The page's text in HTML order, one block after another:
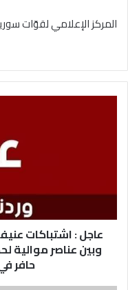
المركز الإعلامي لقوّات سوريا
وبين
عناصر
موالية
لحكومة
عاجل : اشتباكات
وبين عناصر موالية
حافر